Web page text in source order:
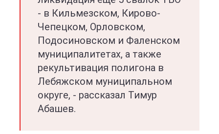
- в Кильмезском, Кирово-
Чепецком, Орловском,
Подосиновском и Фаленском
муниципалитетах, а также
рекультивация полигона в
Лебяжском муниципальном
округе, - рассказал Тимур
Абашев.